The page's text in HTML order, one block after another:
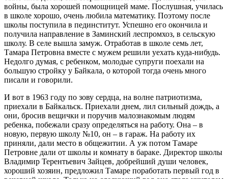
войны, была хорошей помощницей маме. Послушная, училась
в школе хорошо, очень любила математику. Поэтому после
школы поступила в пединститут. Успешно его окончила и
получила направление в Заминский леспромхоз, в сельскую
школу. В селе вышла замуж. Отработав в школе семь лет,
Тамара Петровна вместе с мужем решили уехать куда-нибудь.
Недолго думая, с ребенком, молодые супруги поехали на
большую стройку у Байкала, о которой тогда очень много
писали и говорили.
И вот в 1963 году по зову сердца, на волне патриотизма,
приехали в Байкальск. Приехали днем, лил сильный дождь, а
они, бросив вещички и поручив малознакомым людям
ребенка, побежали сразу определяться на работу. Она – в
новую, первую школу №10, он – в гараж. На работу их
приняли, дали место в общежитии. А уж потом Тамаре
Петровне дали от школы и комнату в бараке. Директор школы
Владимир Терентьевич Зайцев, добрейший души человек,
хороший хозяин, предложил Тамаре поработать первый год в